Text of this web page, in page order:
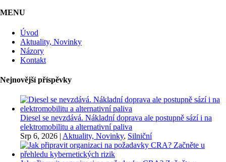
MENU
Úvod
Aktuality, Novinky
Názory
Kontakt
Nejnovější příspěvky
Diesel se nevzdává. Nákladní doprava ale postupně sází i na
elektromobilitu a alternativní paliva
Srp 6, 2026 | Aktuality, Novinky, Silniční